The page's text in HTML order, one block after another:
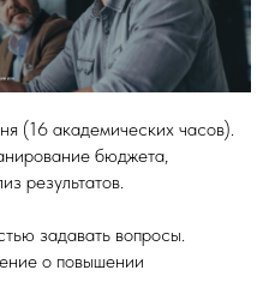
(16 академических часов).
бюджета,
результатов.
задавать вопросы.
о повышении